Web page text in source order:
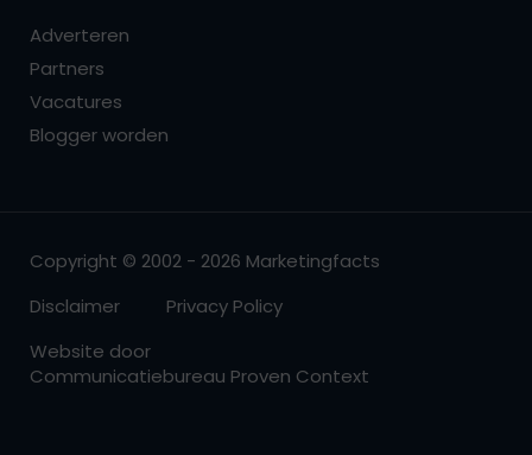
Adverteren
Partners
Vacatures
Blogger worden
Copyright © 2002 - 2026 Marketingfacts
Disclaimer
Privacy Policy
Website door
Communicatiebureau Proven Context